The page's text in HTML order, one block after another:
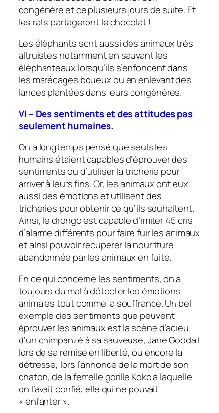
congénère et ce plusieurs jours de suite. Et
les rats partageront le chocolat !
Les éléphants sont aussi des animaux très
altruistes notamment en sauvant les
éléphanteaux lorsqu’ils s’enfoncent dans
les marécages boueux ou en enlevant des
lances plantées dans leurs congénères.
VI – Des sentiments et des attitudes pas
seulement humaines.
On a longtemps pensé que seuls les
humains étaient capables d’éprouver des
sentiments ou d’utiliser la tricherie pour
arriver à leurs fins. Or, les animaux ont eux
aussi des émotions et utilisent des
tricheries pour obtenir ce qu’ils souhaitent.
Ainsi, le drongo est capable d’imiter 45 cris
d’alarme différents pour faire fuir les animaux
et ainsi pouvoir récupérer la nourriture
abandonnée par les animaux en fuite.
En ce qui concerne les sentiments, on a
toujours du mal à détecter les émotions
animales tout comme la souffrance. Un bel
exemple des sentiments que peuvent
éprouver les animaux est la scène d’adieu
d’un chimpanzé à sa sauveuse, Jane Goodall
lors de sa remise en liberté, ou encore la
détresse, lors l’annonce de la mort de son
chaton, de la femelle gorille Koko à laquelle
on l’avait confié, elle qui ne pouvait
« enfanter ».